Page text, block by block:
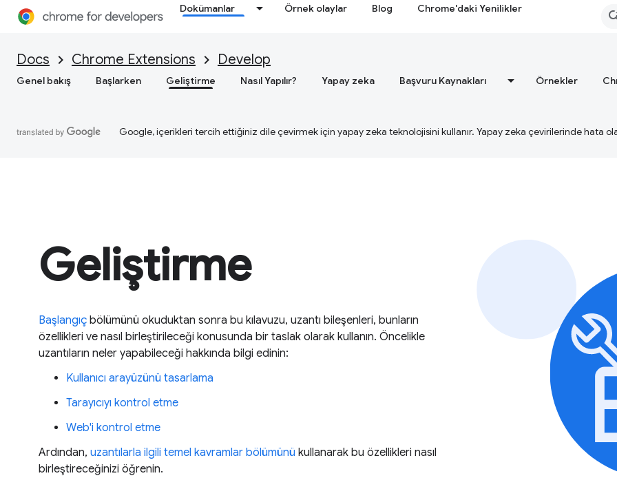
Dokümanlar Örnek olaylar Blog Chrome'daki Yenilikler
Docs Chrome Extensions Develop
Genel bakış Başlarken Geliştirme Nasıl Yapılır? Yapay zeka Başvuru Kaynakları Örnekler
Google, içerikleri tercih ettiğiniz dile çevirmek için yapay zeka teknolojisini kullanır. Yapay zeka çevirilerinde hata
Geliştirme
Başlangıç bölümünü okuduktan sonra bu kılavuzu, uzantı bileşenleri, bunların
özellikleri ve nasıl birleştirileceği konusunda bir taslak olarak kullanın. Öncelikle
uzantıların neler yapabileceği hakkında bilgi edinin:
Kullanıcı arayüzünü tasarlama
Tarayıcıyı kontrol etme
Web'i kontrol etme
Ardından, uzantılarla ilgili temel kavramlar bölümünü kullanarak bu özellikleri nasıl
birleştireceğinizi öğrenin.